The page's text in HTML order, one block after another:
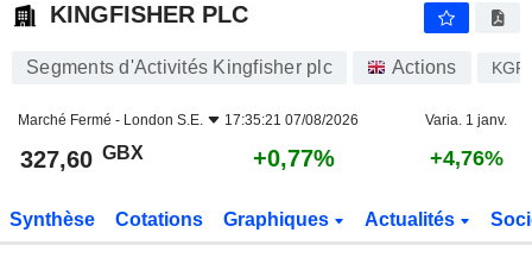
KINGFISHER PLC
Segments d'Activités Kingfisher plc Actions KGF
Marché Fermé - London S.E. 17:35:21 07/08/2026 Varia. 1 janv.
327,60 GBX +0,77% +4,76%
Synthèse Cotations Graphiques Actualités